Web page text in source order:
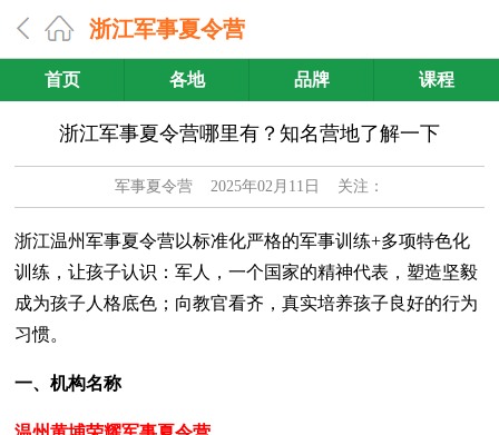
浙江军事夏令营
首页 各地 品牌 课程
浙江军事夏令营哪里有？知名营地了解一下
军事夏令营2025年02月11日 关注：
浙江温州军事夏令营以标准化严格的军事训练+多项特色化
训练，让孩子认识：军人，一个国家的精神代表，塑造坚毅
成为孩子人格底色；向教官看齐，真实培养孩子良好的行为
习惯。
一、机构名称